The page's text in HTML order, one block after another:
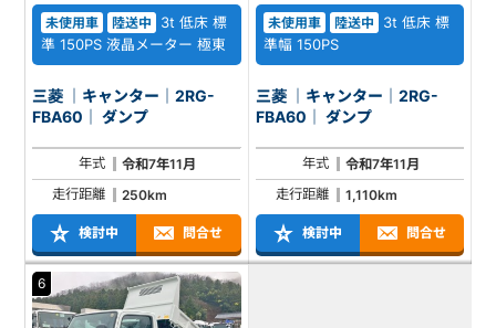
未使用車 陸送中
3t 低床 標
準 150PS 液晶メーター 極東
三菱 ｜キャンター｜2RG-
FBA60｜ ダンプ
年式
令和7年11月
走行距離
250km
検討中 問合せ
未使用車 陸送中
3t 低床 標
準幅 150PS
三菱 ｜キャンター｜2RG-
FBA60｜ ダンプ
年式
令和7年11月
走行距離
1,110km
検討中 問合せ
6